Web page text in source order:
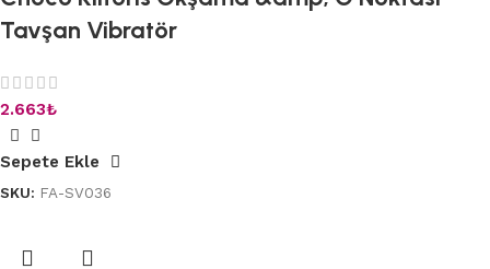
Tavşan Vibratör
2.663₺
Sepete Ekle
SKU: FA-SV036